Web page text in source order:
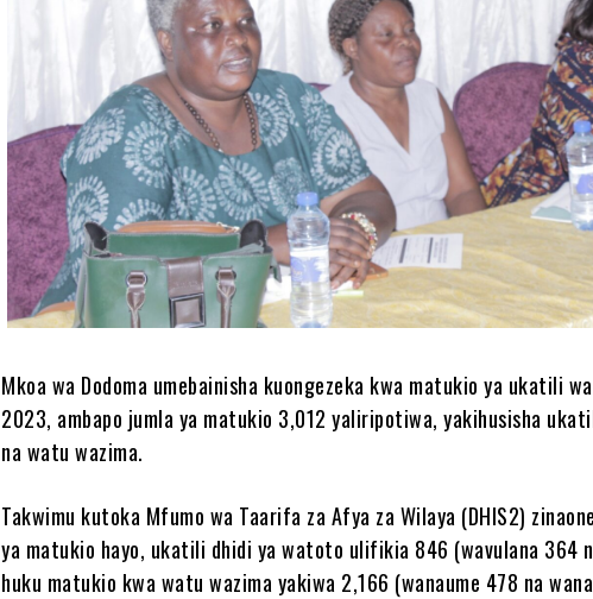
Mkoa wa Dodoma umebainisha kuongezeka kwa matukio ya ukatili
2023, ambapo jumla ya matukio 3,012 yaliripotiwa, yakihusisha
na watu wazima.
Takwimu kutoka Mfumo wa Taarifa za Afya za Wilaya (DHIS2)
ya matukio hayo, ukatili dhidi ya watoto ulifikia 846 (wavulana 364
huku matukio kwa watu wazima yakiwa 2,166 (wanaume 478 na